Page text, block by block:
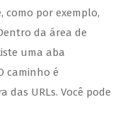
como por exemplo,
da área de
uma aba
caminho é
das URLs. Você pode